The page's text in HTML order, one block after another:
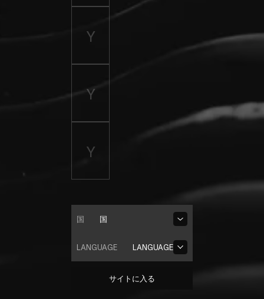
国
国
LANGUAGE
LANGUAGE
サイトに入る